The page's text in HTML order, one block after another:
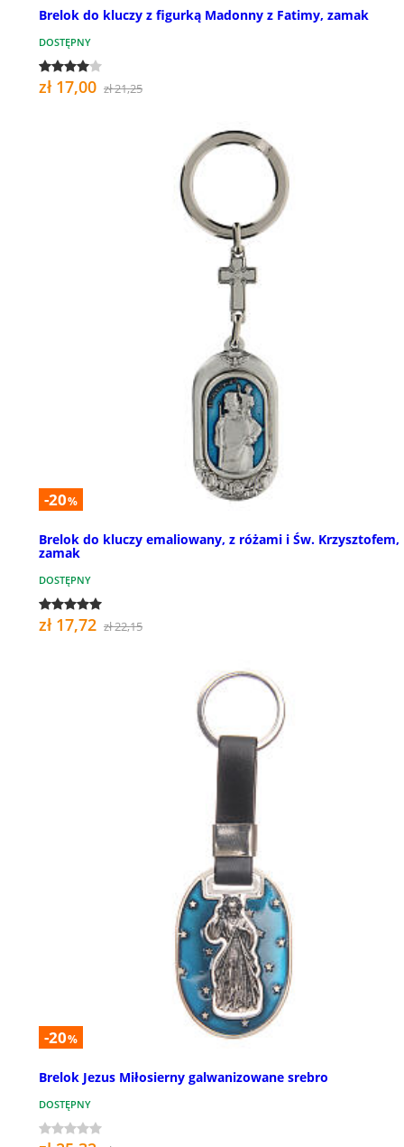
Brelok do kluczy z figurką Madonny z Fatimy, zamak
DOSTĘPNY
zł 17,00 zł 21,25
-20%
Brelok do kluczy emaliowany, z różami i Św. Krzysztofem,
zamak
DOSTĘPNY
zł 17,72 zł 22,15
-20%
Brelok Jezus Miłosierny galwanizowane srebro
DOSTĘPNY